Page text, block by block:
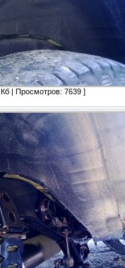
| Просмотров: 7639 ]